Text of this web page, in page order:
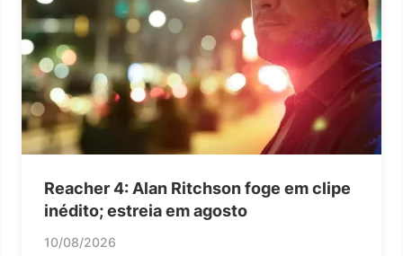
Reacher 4: Alan Ritchson foge em clipe
inédito; estreia em agosto
10/08/2026